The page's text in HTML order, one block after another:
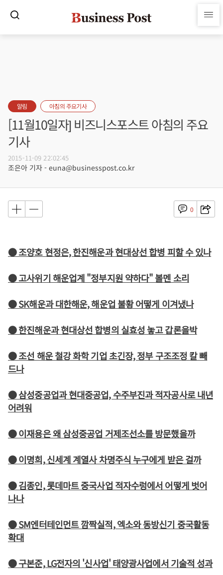
알림 아침의 주요기사
[11월10일자] 비즈니스포스트 아침의 주요
기사
2015-11-09 22:02:45
조은아 기자 - euna@businesspost.co.kr
0
● 조양호 현정은, 한진해운과 현대상선 합병 피할 수 있나
● 고사위기 해운업계 "정부지원 약하다" 볼멘 소리
● SK해운과 대한해운, 해운업 불황 어떻게 이겨냈나
● 한진해운과 현대상선 합병의 실효성 놓고 갑론을박
● 조선 해운 철강 화학 기업 초긴장, 정부 구조조정 칼 빼
드나
● 삼성중공업과 현대중공업, 수주부진과 적자공사로 내년
어려워
● 이재용은 왜 삼성중공업 거제조선소를 방문했을까
● 이명희, 신세계 계열사 차명주식 누구에게 받은 걸까
● 김종인, 롯데마트 중국사업 적자수렁에서 어떻게 벗어
나나
● SM엔터테인먼트 깜짝실적, 엑소와 동방신기 중국활동
확대
● 구본준, LG전자의 '신사업' 태양광사업에서 기술적 성과